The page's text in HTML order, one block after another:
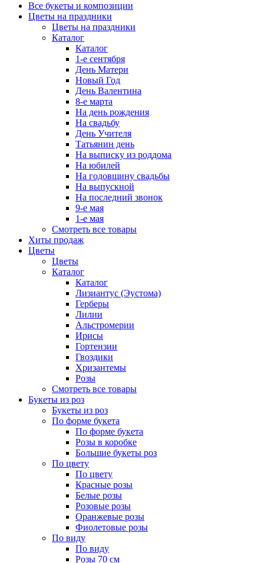
Все букеты и композиции
Цветы на праздники
Цветы на праздники
Каталог
Каталог
1-е сентября
День Матери
Новый Год
День Валентина
8-е марта
На день рождения
На свадьбу
День Учителя
Татьянин день
На выписку из роддома
На юбилей
На годовщину свадьбы
На выпускной
На последний звонок
9-е мая
1-е мая
Смотреть все товары
Хиты продаж
Цветы
Цветы
Каталог
Каталог
Лизиантус (Эустома)
Герберы
Лилии
Альстромерии
Ирисы
Гортензии
Гвоздики
Хризантемы
Розы
Смотреть все товары
Букеты из роз
Букеты из роз
По форме букета
По форме букета
Розы в коробке
Большие букеты роз
По цвету
По цвету
Красные розы
Белые розы
Розовые розы
Оранжевые розы
Фиолетовые розы
По виду
По виду
Розы 70 см